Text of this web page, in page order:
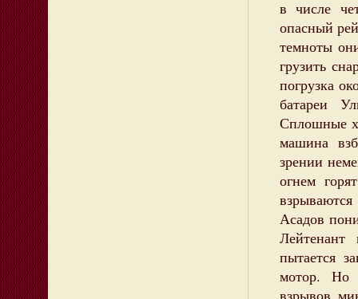
в числе
опасный
темноты
грузить
погрузка
батареи
Сплошные
машина
зрении
огнем
Асадов
пытается
мотор. Но
взрывов